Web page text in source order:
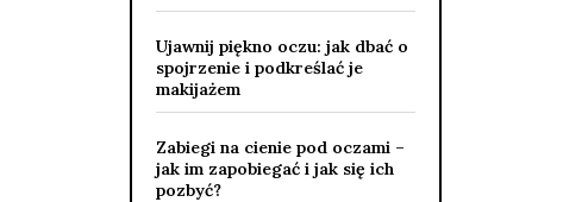
Ujawnij piękno oczu: jak dbać o
spojrzenie i podkreślać je
makijażem
Zabiegi na cienie pod oczami –
jak im zapobiegać i jak się ich
pozbyć?